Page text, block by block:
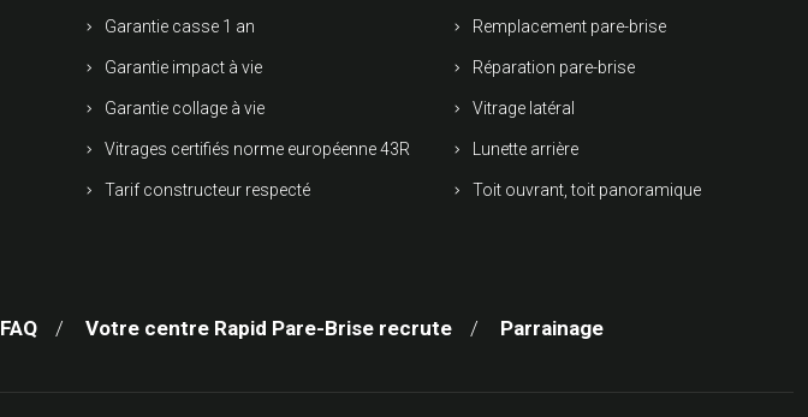
Garantie casse 1 an
Garantie impact à vie
Garantie collage à vie
Vitrages certifiés norme européenne 43R
Tarif constructeur respecté
Remplacement pare-brise
Réparation pare-brise
Vitrage latéral
Lunette arrière
Toit ouvrant, toit panoramique
FAQ Votre centre Rapid Pare-Brise recrute
Parrainage